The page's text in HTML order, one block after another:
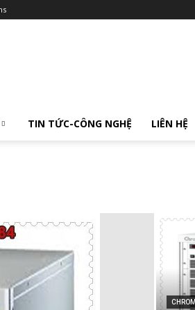
TIN TỨC-CÔNG NGHỆ LIÊN HỆ